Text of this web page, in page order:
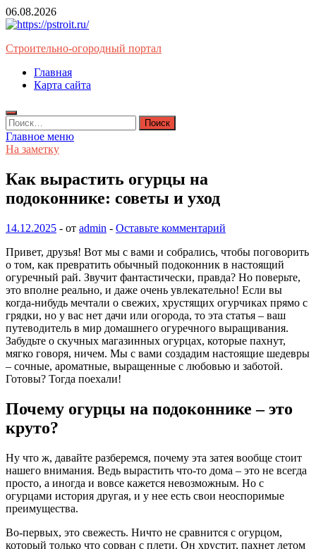
Перейти
к
06.08.2026
Строительно-огородный портал
Главная
Карта сайта
Найти:
Главное меню
На заметку
Как вырастить огурцы на
подоконнике: советы и уход
14.12.2025 - от admin - Оставьте комментарий
Привет, друзья! Вот мы с вами и собрались, чтобы поговорить
о том, как превратить обычный подоконник в настоящий
огуречный рай. Звучит фантастически, правда? Но поверьте,
это вполне реально, и даже очень увлекательно! Если вы
когда-нибудь мечтали о свежих, хрустящих огурчиках прямо с
грядки, но у вас нет дачи или огорода, то эта статья – ваш
путеводитель в мир домашнего огуречного выращивания.
Забудьте о скучных магазинных огурцах, которые пахнут,
мягко говоря, ничем. Мы с вами создадим настоящие шедевры
– сочные, ароматные, выращенные с любовью и заботой.
Готовы? Тогда поехали!
Почему огурцы на подоконнике – это
круто?
Ну что ж, давайте разберемся, почему эта затея вообще стоит
нашего внимания. Ведь вырастить что-то дома – это не всегда
просто, а иногда и вовсе кажется невозможным. Но с
огурцами история другая, и у нее есть свои неоспоримые
преимущества.
Во-первых, это свежесть. Ничто не сравнится с огурцом,
который только что сорван с плети. Он хрустит, пахнет летом